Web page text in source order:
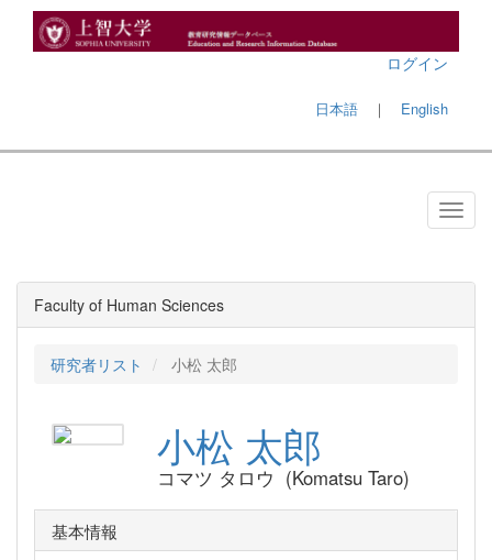
ログイン
日本語 ｜ English
Faculty of Human Sciences
研究者リスト 小松 太郎
小松 太郎
コマツ タロウ (Komatsu Taro)
基本情報